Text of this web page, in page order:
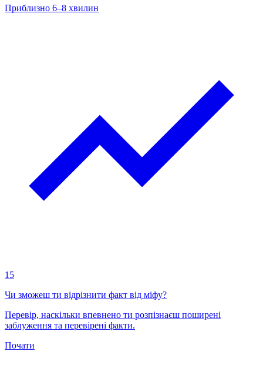
Приблизно 6–8 хвилин
15
Чи зможеш ти відрізнити факт від міфу?
Перевір, наскільки впевнено ти розпізнаєш поширені
заблуження та перевірені факти.
Почати